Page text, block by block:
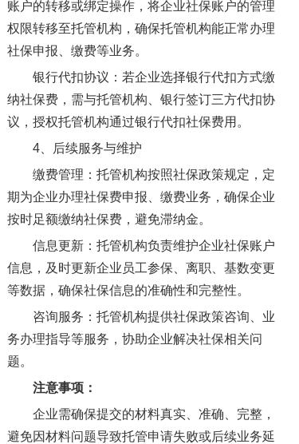
账户的转移或绑定操作，将企业社保账户的管理
权限转移至托管机构，确保托管机构能正常办理
社保申报、缴费等业务。
银行代扣协议：若企业选择银行代扣方式缴
纳社保费，需与托管机构、银行签订三方代扣协
议，授权托管机构通过银行代扣社保费用。
4、后续服务与维护
缴费管理：托管机构按照社保政策规定，定
期为企业办理社保费申报、缴费业务，确保企业
按时足额缴纳社保费，避免滞纳金。
信息更新：托管机构负责维护企业社保账户
信息，及时更新企业员工参保、离职、基数变更
等数据，确保社保信息的准确性和完整性。
咨询服务：托管机构提供社保政策咨询、业
务办理指导等服务，协助企业解决社保相关问
题。
注意事项：
企业需确保提交的材料真实、准确、完整，
避免因材料问题导致托管申请失败或后续业务延